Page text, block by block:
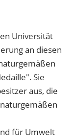
Universität
an diesen
Sie
aus, die
für Umwelt